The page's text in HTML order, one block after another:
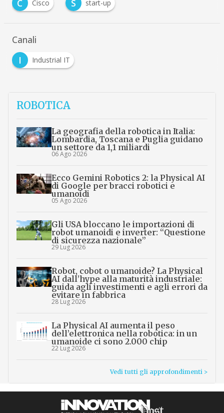
C Cisco S start-up
Canali
I
Industrial IT
ROBOTICA
La geografia della robotica in Italia:
Lombardia, Toscana e Puglia guidano
un settore da 1,1 miliardi
06 Ago 2026
Ecco Gemini Robotics 2: la Physical AI
di Google per bracci robotici e
umanoidi
05 Ago 2026
Gli USA bloccano le importazioni di
robot umanoidi e inverter: “Questione
di sicurezza nazionale”
29 Lug 2026
Robot, cobot o umanoide? La Physical
AI dall’hype alla maturità industriale:
guida agli investimenti e agli errori da
evitare in fabbrica
28 Lug 2026
La Physical AI aumenta il peso
dell’elettronica nella robotica: in un
umanoide ci sono 2.000 chip
22 Lug 2026
Vedi tutti gli approfondimenti >